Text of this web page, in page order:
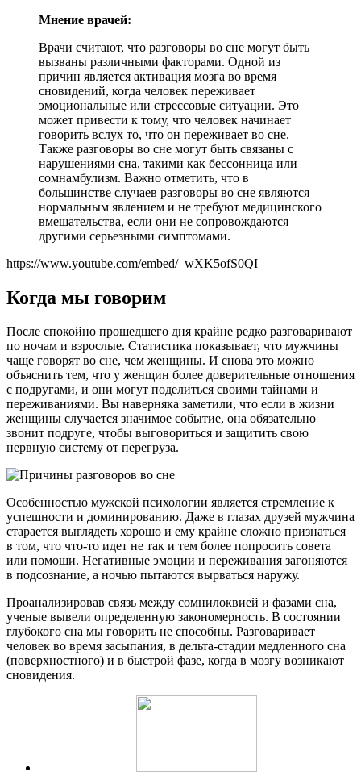
Мнение врачей:
Врачи считают, что разговоры во сне могут быть
вызваны различными факторами. Одной из
причин является активация мозга во время
сновидений, когда человек переживает
эмоциональные или стрессовые ситуации. Это
может привести к тому, что человек начинает
говорить вслух то, что он переживает во сне.
Также разговоры во сне могут быть связаны с
нарушениями сна, такими как бессонница или
сомнамбулизм. Важно отметить, что в
большинстве случаев разговоры во сне являются
нормальным явлением и не требуют медицинского
вмешательства, если они не сопровождаются
другими серьезными симптомами.
https://www.youtube.com/embed/_wXK5ofS0QI
Когда мы говорим
После спокойно прошедшего дня крайне редко разговаривают
по ночам и взрослые. Статистика показывает, что мужчины
чаще говорят во сне, чем женщины. И снова это можно
объяснить тем, что у женщин более доверительные отношения
с подругами, и они могут поделиться своими тайнами и
переживаниями. Вы наверняка заметили, что если в жизни
женщины случается значимое событие, она обязательно
звонит подруге, чтобы выговориться и защитить свою
нервную систему от перегруза.
Особенностью мужской психологии является стремление к
успешности и доминированию. Даже в глазах друзей мужчина
старается выглядеть хорошо и ему крайне сложно признаться
в том, что что-то идет не так и тем более попросить совета
или помощи. Негативные эмоции и переживания загоняются
в подсознание, а ночью пытаются вырваться наружу.
Проанализировав связь между сомнилоквией и фазами сна,
ученые вывели определенную закономерность. В состоянии
глубокого сна мы говорить не способны. Разговаривает
человек во время засыпания, в дельта-стадии медленного сна
(поверхностного) и в быстрой фазе, когда в мозгу возникают
сновидения.